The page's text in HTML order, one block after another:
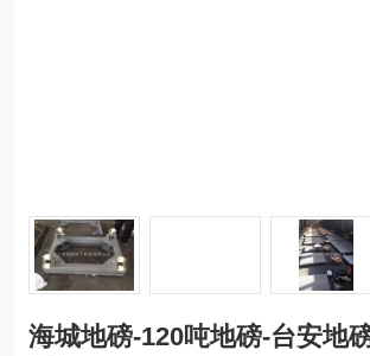
海城地磅-120吨地磅-台安地